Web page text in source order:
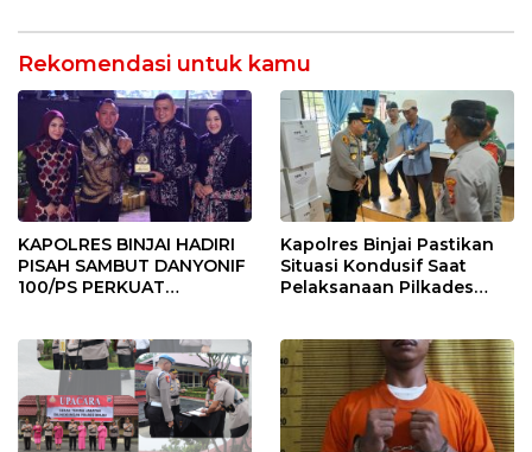
Rekomendasi untuk kamu
KAPOLRES BINJAI HADIRI
PISAH SAMBUT DANYONIF
100/PS PERKUAT
Kapolres Binjai Pastikan
Situasi Kondusif Saat
Pelaksanaan Pilkades